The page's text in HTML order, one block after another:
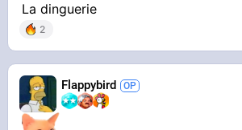
La dinguerie
2
Flappybird